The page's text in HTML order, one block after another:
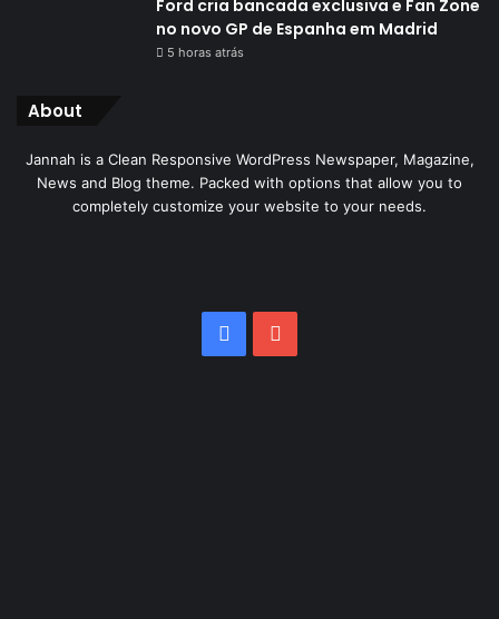
Ford cria bancada exclusiva e Fan Zone
no novo GP de Espanha em Madrid
5 horas atrás
About
Jannah is a Clean Responsive WordPress Newspaper, Magazine,
News and Blog theme. Packed with options that allow you to
completely customize your website to your needs.
Facebook